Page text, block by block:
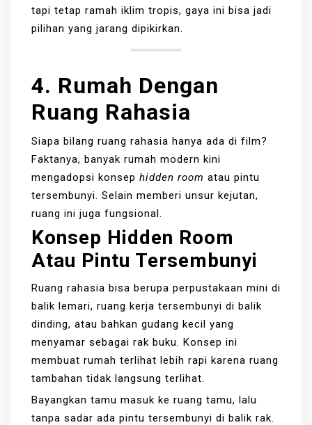
tapi tetap ramah iklim tropis, gaya ini bisa jadi
pilihan yang jarang dipikirkan.
4. Rumah Dengan
Ruang Rahasia
Siapa bilang ruang rahasia hanya ada di film?
Faktanya, banyak rumah modern kini
mengadopsi konsep hidden room atau pintu
tersembunyi. Selain memberi unsur kejutan,
ruang ini juga fungsional.
Konsep Hidden Room
Atau Pintu Tersembunyi
Ruang rahasia bisa berupa perpustakaan mini di
balik lemari, ruang kerja tersembunyi di balik
dinding, atau bahkan gudang kecil yang
menyamar sebagai rak buku. Konsep ini
membuat rumah terlihat lebih rapi karena ruang
tambahan tidak langsung terlihat.
Bayangkan tamu masuk ke ruang tamu, lalu
tanpa sadar ada pintu tersembunyi di balik rak.